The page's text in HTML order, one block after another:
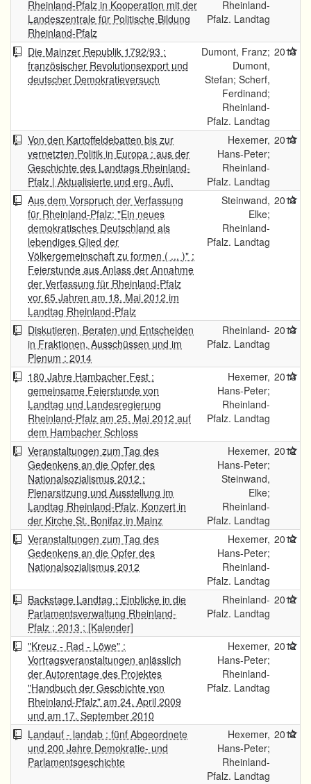
Rheinland-Pfalz in Kooperation mit der
Landeszentrale für Politische Bildung
Rheinland-Pfalz
Rheinland-
Pfalz. Landtag
Die Mainzer Republik 1792/93 :
französischer Revolutionsexport und
deutscher Demokratieversuch
Dumont, Franz;
Dumont,
Stefan; Scherf,
Ferdinand;
Rheinland-
Pfalz. Landtag
2013
Von den Kartoffeldebatten bis zur
vernetzten Politik in Europa : aus der
Geschichte des Landtags Rheinland-
Pfalz | Aktualisierte und erg. Aufl.
Hexemer,
Hans-Peter;
Rheinland-
Pfalz. Landtag
2013
Aus dem Vorspruch der Verfassung
für Rheinland-Pfalz: "Ein neues
demokratisches Deutschland als
lebendiges Glied der
Völkergemeinschaft zu formen ( ... )" :
Feierstunde aus Anlass der Annahme
der Verfassung für Rheinland-Pfalz
vor 65 Jahren am 18. Mai 2012 im
Landtag Rheinland-Pfalz
Steinwand,
Elke;
Rheinland-
Pfalz. Landtag
2013
Diskutieren, Beraten und Entscheiden
in Fraktionen, Ausschüssen und im
Plenum : 2014
Rheinland-
Pfalz. Landtag
2013
180 Jahre Hambacher Fest :
gemeinsame Feierstunde von
Landtag und Landesregierung
Rheinland-Pfalz am 25. Mai 2012 auf
dem Hambacher Schloss
Hexemer,
Hans-Peter;
Rheinland-
Pfalz. Landtag
2013
Veranstaltungen zum Tag des
Gedenkens an die Opfer des
Nationalsozialismus 2012 :
Plenarsitzung und Ausstellung im
Landtag Rheinland-Pfalz, Konzert in
der Kirche St. Bonifaz in Mainz
Hexemer,
Hans-Peter;
Steinwand,
Elke;
Rheinland-
Pfalz. Landtag
2012
Veranstaltungen zum Tag des
Gedenkens an die Opfer des
Nationalsozialismus 2012
Hexemer,
Hans-Peter;
Rheinland-
Pfalz. Landtag
2012
Backstage Landtag : Einblicke in die
Parlamentsverwaltung Rheinland-
Pfalz ; 2013 ; [Kalender]
Rheinland-
Pfalz. Landtag
2012
"Kreuz - Rad - Löwe" :
Vortragsveranstaltungen anlässlich
der Autorentage des Projektes
"Handbuch der Geschichte von
Rheinland-Pfalz" am 24. April 2009
und am 17. September 2010
Hexemer,
Hans-Peter;
Rheinland-
Pfalz. Landtag
2012
Landauf - landab : fünf Abgeordnete
und 200 Jahre Demokratie- und
Parlamentsgeschichte
Hexemer,
Hans-Peter;
Rheinland-
Pfalz. Landtag
2012